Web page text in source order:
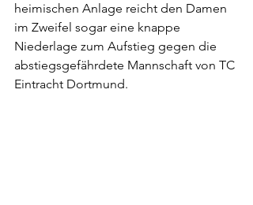
heimischen Anlage reicht den Damen
im Zweifel sogar eine knappe
Niederlage zum Aufstieg gegen die
abstiegsgefährdete Mannschaft von TC
Eintracht Dortmund.